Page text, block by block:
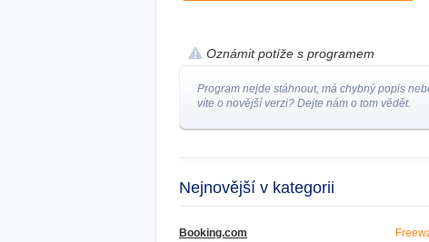
Oznámit potíže s programem
Program nejde stáhnout, má chybný popis
víte o novější verzi? Dejte nám o tom vědět.
Nejnovější v kategorii
Booking.com